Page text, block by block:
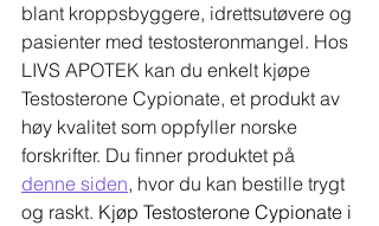
blant kroppsbyggere, idrettsutøvere og
pasienter med testosteronmangel. Hos
LIVS APOTEK kan du enkelt kjøpe
Testosterone Cypionate, et produkt av
høy kvalitet som oppfyller norske
forskrifter. Du finner produktet på
denne siden, hvor du kan bestille trygt
og raskt. Kjøp Testosterone Cypionate i